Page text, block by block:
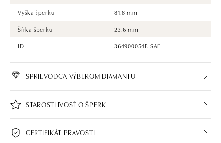
Výška šperku
81.8 mm
Šírka šperku
23.6 mm
ID
364900054B.SAF
SPRIEVODCA VÝBEROM DIAMANTU
STAROSTLIVOSŤ O ŠPERK
CERTIFIKÁT PRAVOSTI